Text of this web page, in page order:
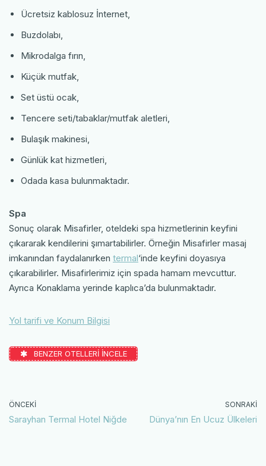
Ücretsiz kablosuz İnternet,
Buzdolabı,
Mikrodalga fırın,
Küçük mutfak,
Set üstü ocak,
Tencere seti/tabaklar/mutfak aletleri,
Bulaşık makinesi,
Günlük kat hizmetleri,
Odada kasa bulunmaktadır.
Spa
Sonuç olarak Misafirler, oteldeki spa hizmetlerinin keyfini
çıkararak kendilerini şımartabilirler. Örneğin Misafirler masaj
imkanından faydalanırken termal‘inde keyfini doyasıya
çıkarabilirler. Misafirlerimiz için spada hamam mevcuttur.
Ayrıca Konaklama yerinde kaplıca’da bulunmaktadır.
Yol tarifi ve Konum Bilgisi
BENZER OTELLERİ İNCELE
ÖNCEKI
Sarayhan Termal Hotel Niğde
SONRAKI
Dünya’nın En Ucuz Ülkeleri